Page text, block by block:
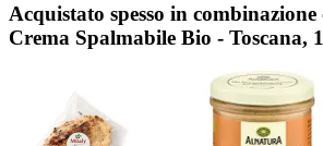
Acquistato spesso in
Crema Spalmabile Bio - Toscana,